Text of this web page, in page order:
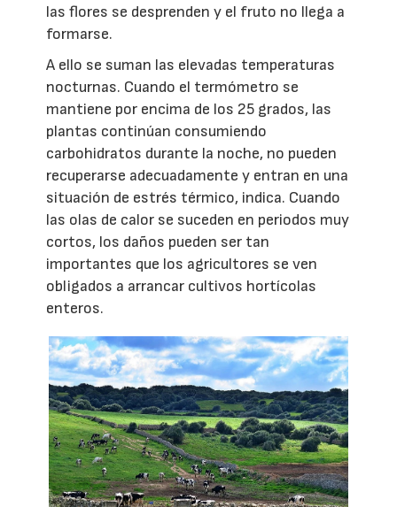
las flores se desprenden y el fruto no llega a
formarse.
A ello se suman las elevadas temperaturas
nocturnas. Cuando el termómetro se
mantiene por encima de los 25 grados, las
plantas continúan consumiendo
carbohidratos durante la noche, no pueden
recuperarse adecuadamente y entran en una
situación de estrés térmico, indica. Cuando
las olas de calor se suceden en periodos muy
cortos, los daños pueden ser tan
importantes que los agricultores se ven
obligados a arrancar cultivos hortícolas
enteros.